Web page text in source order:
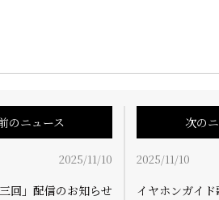
のニュース
2025/11/10
回」配信のお知らせ
次の
2025/11/10
イヤホンガイ